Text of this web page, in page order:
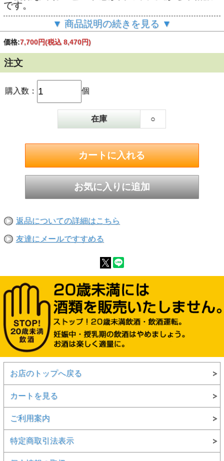
です。
46度 700ml▼ 商品説明の続きを見る ▼
価格:7,700円(税込 8,470円)
注文
購入数： 個
在庫 ○
返品についての詳細はこちら
友達にメールですすめる
お店のトップへ戻る
カートを見る
ご利用案内
特定商取引法表示